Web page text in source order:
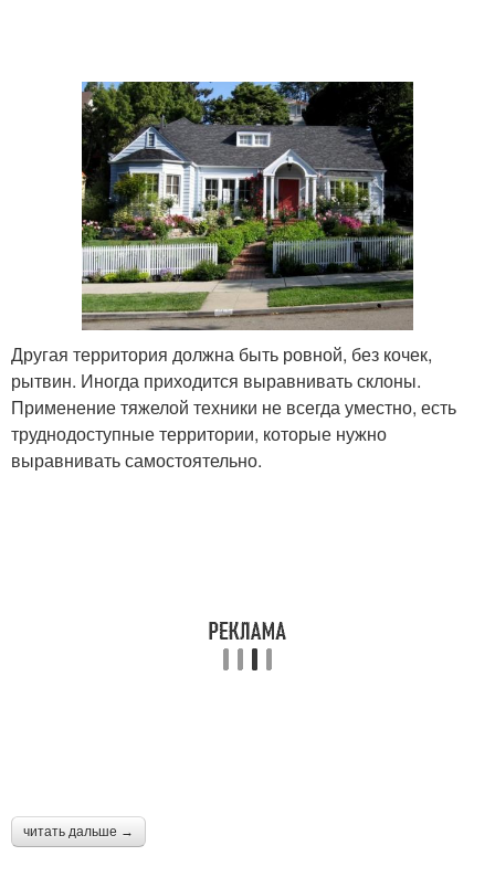
Другая территория должна быть ровной, без кочек,
рытвин. Иногда приходится выравнивать склоны.
Применение тяжелой техники не всегда уместно, есть
труднодоступные территории, которые нужно
выравнивать самостоятельно.
читать дальше →